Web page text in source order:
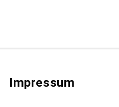
Impressum